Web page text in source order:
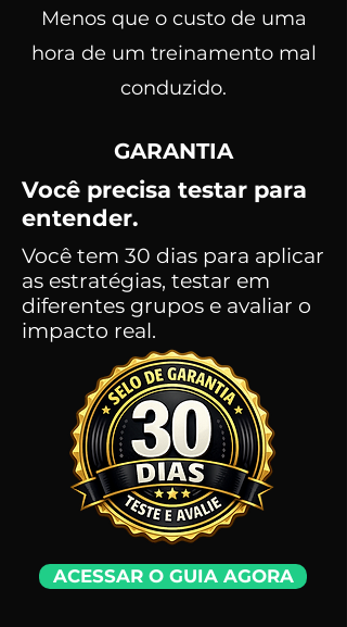
Menos que o custo de uma
hora de um treinamento mal
conduzido.
GARANTIA
Você precisa testar para
entender.
Você tem 30 dias para aplicar
as estratégias, testar em
diferentes grupos e avaliar o
impacto real.
ACESSAR O GUIA AGORA